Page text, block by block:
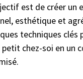
est de créer un
esthétique et
techniques clés
chez-soi en un